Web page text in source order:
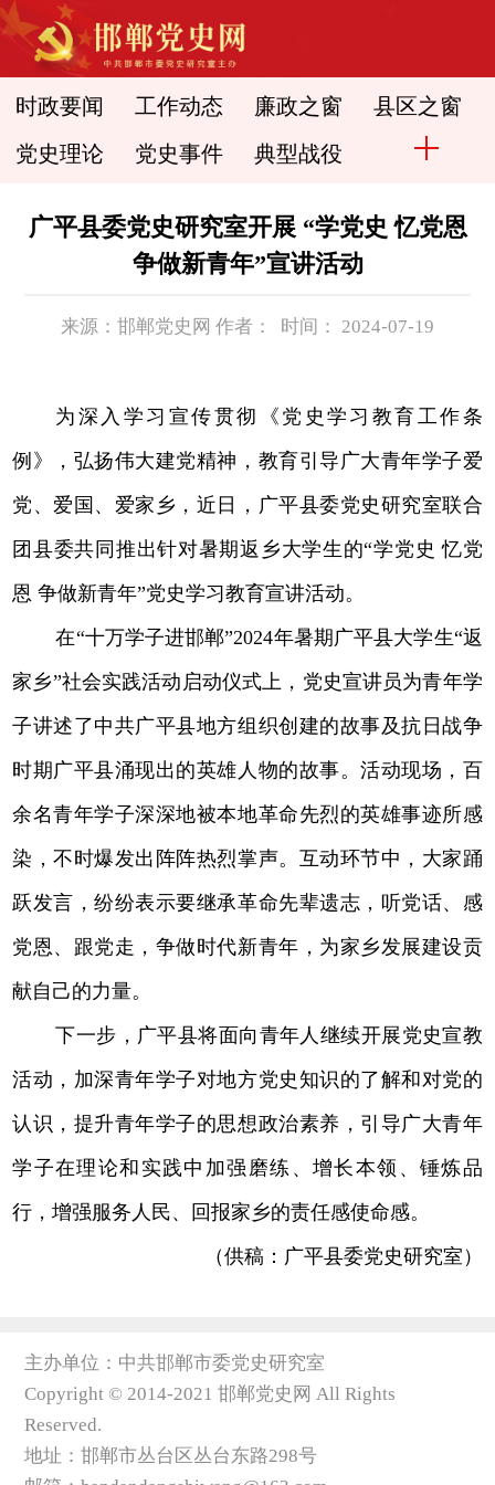
时政要闻 工作动态 廉政之窗 县区之窗
党史理论 党史事件 典型战役
广平县委党史研究室开展 “学党史 忆党恩
争做新青年”宣讲活动
来源：邯郸党史网 作者： 时间： 2024-07-19
为深入学习宣传贯彻《党史学习教育工作条
例》，弘扬伟大建党精神，教育引导广大青年学子爱
党、爱国、爱家乡，近日，广平县委党史研究室联合
团县委共同推出针对暑期返乡大学生的“学党史 忆党
恩 争做新青年”党史学习教育宣讲活动。
在“十万学子进邯郸”2024年暑期广平县大学生“返
家乡”社会实践活动启动仪式上，党史宣讲员为青年学
子讲述了中共广平县地方组织创建的故事及抗日战争
时期广平县涌现出的英雄人物的故事。活动现场，百
余名青年学子深深地被本地革命先烈的英雄事迹所感
染，不时爆发出阵阵热烈掌声。互动环节中，大家踊
跃发言，纷纷表示要继承革命先辈遗志，听党话、感
党恩、跟党走，争做时代新青年，为家乡发展建设贡
献自己的力量。
下一步，广平县将面向青年人继续开展党史宣教
活动，加深青年学子对地方党史知识的了解和对党的
认识，提升青年学子的思想政治素养，引导广大青年
学子在理论和实践中加强磨练、增长本领、锤炼品
行，增强服务人民、回报家乡的责任感使命感。
（供稿：广平县委党史研究室）
主办单位：中共邯郸市委党史研究室
Copyright © 2014-2021 邯郸党史网 All Rights
Reserved.
地址：邯郸市丛台区丛台东路298号